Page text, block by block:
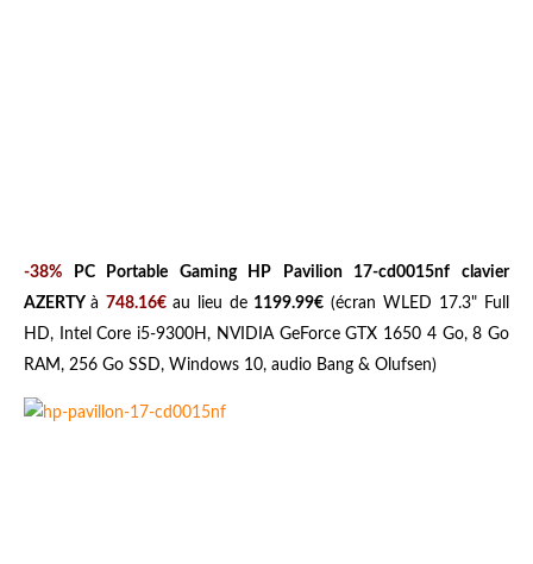
-38%
PC Portable Gaming HP Pavilion 17-cd0015nf clavier
AZERTY à 748.16€ au lieu de 1199.99€ (écran WLED 17.3" Full
HD, Intel Core i5-9300H, NVIDIA GeForce GTX 1650 4 Go, 8 Go
RAM, 256 Go SSD, Windows 10, audio Bang & Olufsen)